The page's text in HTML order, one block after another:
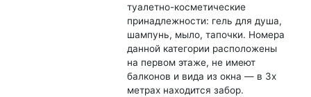
туалетно-косметические
принадлежности: гель для душа,
шампунь, мыло, тапочки. Номера
данной категории расположены
на первом этаже, не имеют
балконов и вида из окна — в 3х
метрах находится забор.